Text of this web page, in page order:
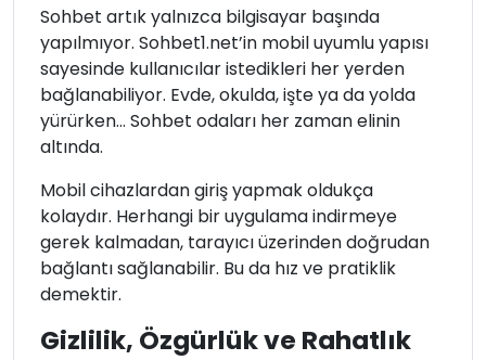
Sohbet artık yalnızca bilgisayar başında
yapılmıyor. Sohbet1.net’in mobil uyumlu yapısı
sayesinde kullanıcılar istedikleri her yerden
bağlanabiliyor. Evde, okulda, işte ya da yolda
yürürken… Sohbet odaları her zaman elinin
altında.
Mobil cihazlardan giriş yapmak oldukça
kolaydır. Herhangi bir uygulama indirmeye
gerek kalmadan, tarayıcı üzerinden doğrudan
bağlantı sağlanabilir. Bu da hız ve pratiklik
demektir.
Gizlilik, Özgürlük ve Rahatlık